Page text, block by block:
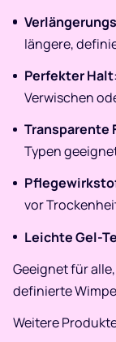
längere,
Perfekter Halt
Verwischen
Transparente
Typen
vor
Leichte Gel-
Geeignet für
definierte
Weitere